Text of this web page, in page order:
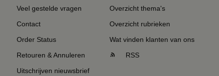
Veel gestelde vragen
Contact
Order Status
Retouren & Annuleren
Uitschrijven nieuwsbrief
Overzicht thema's
Overzicht rubrieken
Wat vinden klanten van ons
RSS